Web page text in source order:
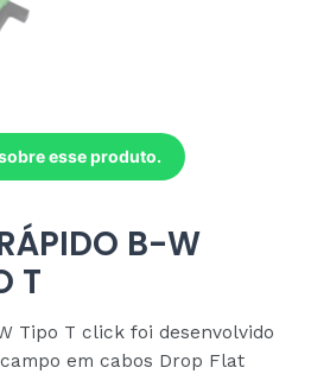
esse produto.
B-W
T
Tipo T click foi desenvolvido
em cabos Drop Flat